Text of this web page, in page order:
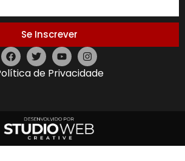
Se Inscrever
de Privacidade